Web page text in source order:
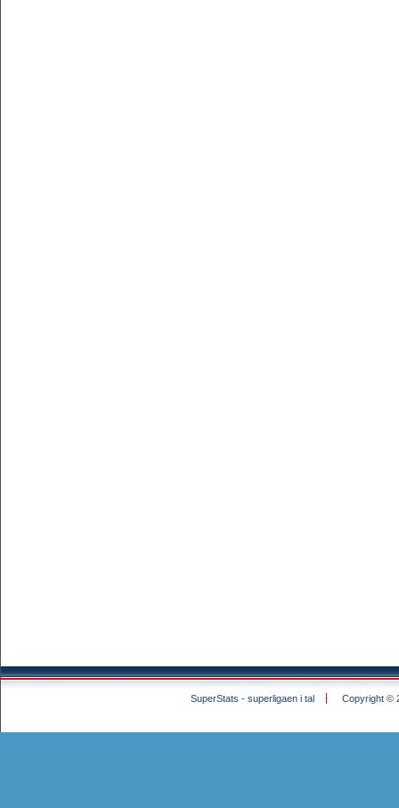
SuperStats - superligaen i tal Copyright ©